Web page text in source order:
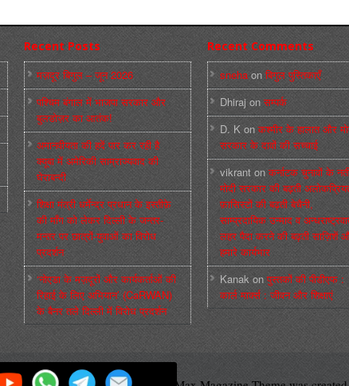
Recent Posts
मज़दूर बिगुल – जून 2026
पश्चिम बंगाल में भाजपा सरकार और
बुलडोज़र का आतंक!
अमानवीयता की हदें पार कर रही है
क्यूबा में अमेरिकी साम्राज्यवाद की
घेराबन्दी
शिक्षा मंत्री धर्मेन्द्र प्रधान के इस्तीफ़े
की माँग को लेकर दिल्ली के जन्तर-
मन्तर पर छात्रों-युवाओं का विरोध
प्रदर्शन
‘नोएडा के मज़दूरों और कार्यकर्ताओं की
रिहाई के लिए अभियान’ (CaRWAN)
के बैनर तले दिल्ली में विरोध प्रदर्शन
Recent Comments
snehaonबिगुल पुस्तिकाएँ
Dhirajon सम्पर्क
D. Konकश्मीर के हालात और
सरकार के दावों की सच्चाई
vikrantonकर्नाटक चुनावों के
मोदी सरकार की बढ़ती
फ़ासिस्टों की बढ़ती बेचैनी,
साम्प्रदायिक उन्माद व
लहर पैदा करने की बढ़ती साज़िशें
हमारे कार्यभार
Kanakonपुस्‍तकों की पीडीएफ :
कार्ल मार्क्‍स : जीवन और शिक्षाएं
Powered by
WordPress